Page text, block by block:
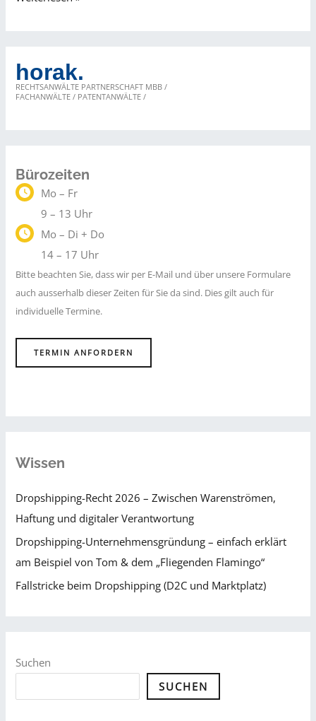
rechnen?
horak.
RECHTSANWÄLTE PARTNERSCHAFT MBB /
FACHANWÄLTE / PATENTANWÄLTE /
Bürozeiten
Mo – Fr
9 – 13 Uhr
Mo – Di + Do
14 – 17 Uhr
Bitte beachten Sie, dass wir per E-Mail und über unsere Formulare
auch ausserhalb dieser Zeiten für Sie da sind. Dies gilt auch für
individuelle Termine.
TERMIN ANFORDERN
Wissen
Dropshipping-Recht 2026 – Zwischen Warenströmen,
Haftung und digitaler Verantwortung
Dropshipping-Unternehmensgründung – einfach erklärt
am Beispiel von Tom & dem „Fliegenden Flamingo“
Fallstricke beim Dropshipping (D2C und Marktplatz)
Suchen
SUCHEN